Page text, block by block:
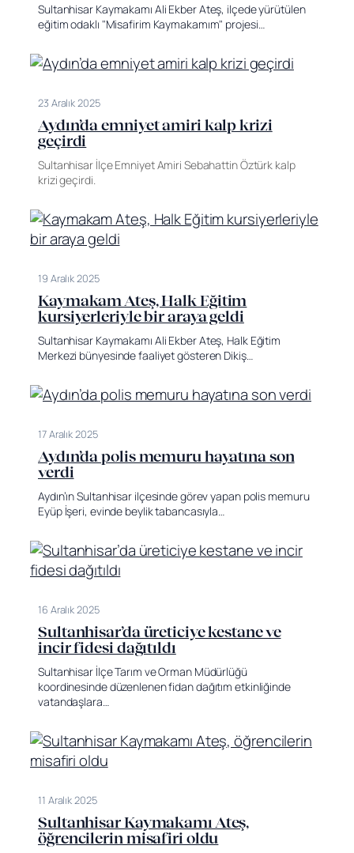
Sultanhisar Kaymakamı Ali Ekber Ateş, ilçede yürütülen
eğitim odaklı "Misafirim Kaymakamım" projesi…
23 Aralık 2025
Aydın’da emniyet amiri kalp krizi
geçirdi
Sultanhisar İlçe Emniyet Amiri Sebahattin Öztürk kalp
krizi geçirdi.
19 Aralık 2025
Kaymakam Ateş, Halk Eğitim
kursiyerleriyle bir araya geldi
Sultanhisar Kaymakamı Ali Ekber Ateş, Halk Eğitim
Merkezi bünyesinde faaliyet gösteren Dikiş…
17 Aralık 2025
Aydın’da polis memuru hayatına son
verdi
Aydın’ın Sultanhisar ilçesinde görev yapan polis memuru
Eyüp İşeri, evinde beylik tabancasıyla…
16 Aralık 2025
Sultanhisar’da üreticiye kestane ve
incir fidesi dağıtıldı
Sultanhisar İlçe Tarım ve Orman Müdürlüğü
koordinesinde düzenlenen fidan dağıtım etkinliğinde
vatandaşlara…
11 Aralık 2025
Sultanhisar Kaymakamı Ateş,
öğrencilerin misafiri oldu